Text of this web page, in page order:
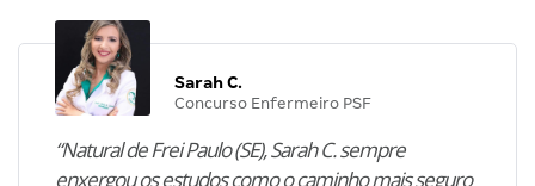
Sarah C.
Concurso Enfermeiro PSF
“Natural de Frei Paulo (SE), Sarah C. sempre
enxergou os estudos como o caminho mais seguro